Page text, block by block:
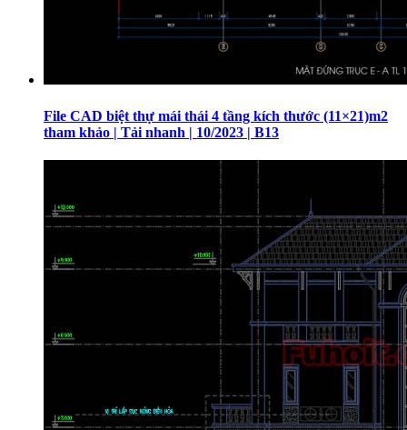
File CAD biệt thự mái thái 4 tầng kích thước (11×21)m2
tham khảo | Tải nhanh | 10/2023 | B13